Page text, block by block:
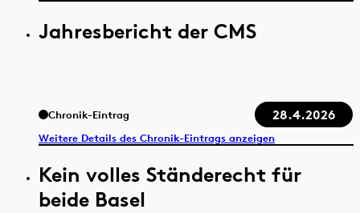
Jahresbericht der CMS
Chronik-Eintrag 28.4.2026
Weitere Details des Chronik-Eintrags anzeigen
Kein volles Ständerecht für
beide Basel